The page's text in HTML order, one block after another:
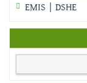
EMIS | DSHE